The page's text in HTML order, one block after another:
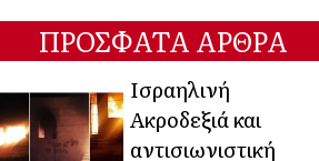
ΠΡΟΣΦΑΤΑ ΑΡΘΡΑ
Ισραηλινή
Ακροδεξιά και
αντισιωνιστική